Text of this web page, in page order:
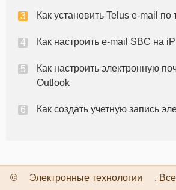
Как установить Telus e-mail по
Как настроить e-mail SBC на
Как настроить электронную
Outlook
Как создать учетную запись
© Электронные технологии .